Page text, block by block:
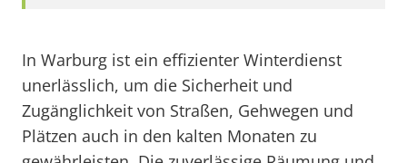
In Warburg ist ein effizienter Winterdienst
unerlässlich, um die Sicherheit und
Zugänglichkeit von Straßen, Gehwegen und
Plätzen auch in den kalten Monaten zu